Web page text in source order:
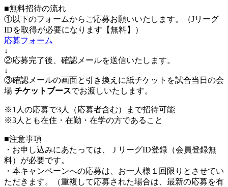
■無料招待の流れ
①以下のフォームからご応募お願いいたします。（Jリーグ
IDを取得が必要になります【無料】）
応募フォーム
↓
②応募完了後、確認メールを送信いたします。
↓
③確認メールの画面と引き換えに紙チケットを試合当日の会
場 チケットブースでお渡しいたします。
※1人の応募で3人（応募者含む）まで招待可能
※3人とも在住・在勤・在学の方であること
■注意事項
・お申し込みにあたっては、ＪリーグID登録（会員登録無
料）が必要です。
・本キャンペーンへの応募は、お一人様１回限りとさせてい
ただきます。（重複して応募された場合は、最新の応募を有